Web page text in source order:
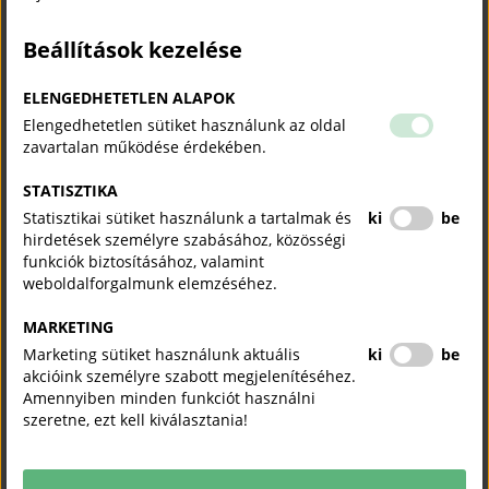
mennyiben tudnak megvalósulni.
2018-08-22 PDF
2018-08-22
Általános iskolások pályaválasztása tanulmány - 2019
2019-08-26 PDF
Általános iskolások pályaválasztása tanulmány - 2020
2020-12-14 PDF
Általános Iskolások pályaválasztása tanulmány - 2021
Beállítások kezelése
ELENGEDHETETLEN ALAPOK
Elengedhetetlen sütiket használunk az oldal
zavartalan működése érdekében.
STATISZTIKA
Statisztikai sütiket használunk a tartalmak és
hirdetések személyre szabásához, közösségi
funkciók biztosításához, valamint
weboldalforgalmunk elemzéséhez.
ki be
MARKETING
Marketing sütiket használunk aktuális
akcióink személyre szabott megjelenítéséhez.
Amennyiben minden funkciót használni
szeretne, ezt kell kiválasztania!
ki be